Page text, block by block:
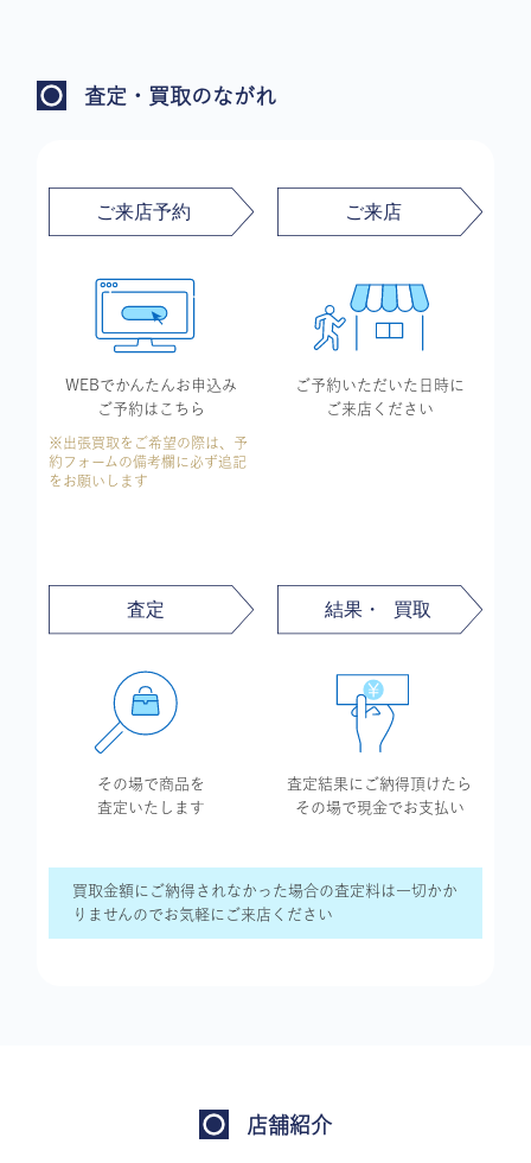
査定・買取のながれ
WEBでかんたんお申込み
ご予約はこちら
※出張買取をご希望の際は、予
約フォームの備考欄に必ず追記
をお願いします
ご予約いただいた 日時に
ご来店ください
その場で商品を
査定いたします
査定結果に ご納得頂けたら
その場で現金で お支払い
買取金額にご納得されなかった場合の査定料は一切かか
りませんのでお気軽にご来店ください
店舗紹介